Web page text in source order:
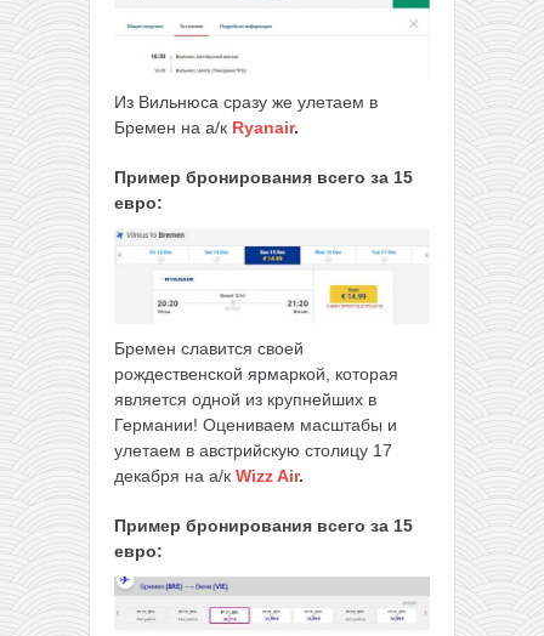
Из Вильнюса сразу же улетаем в
Бремен на а/к Ryanair.
Пример бронирования всего за 15
евро:
Бремен славится своей
рождественской ярмаркой, которая
является одной из крупнейших в
Германии! Оцениваем масштабы и
улетаем в австрийскую столицу 17
декабря на а/к Wizz Air.
Пример бронирования всего за 15
евро: